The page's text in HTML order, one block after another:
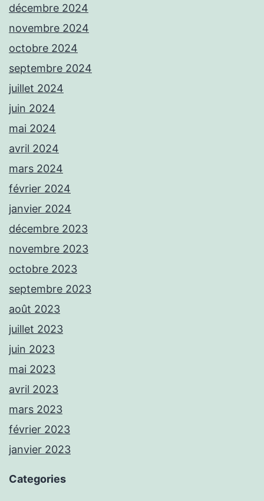
décembre 2024
novembre 2024
octobre 2024
septembre 2024
juillet 2024
juin 2024
mai 2024
avril 2024
mars 2024
février 2024
janvier 2024
décembre 2023
novembre 2023
octobre 2023
septembre 2023
août 2023
juillet 2023
juin 2023
mai 2023
avril 2023
mars 2023
février 2023
janvier 2023
Categories